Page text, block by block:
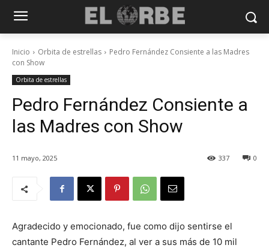
Inicio Orbita de estrellas
Pedro Fernández Consiente a las Madres
con Show
Orbita de estrellas
Pedro Fernández Consiente a
las Madres con Show
11 mayo, 2025 0
337
Agradecido y emocionado, fue como dijo sentirse el
cantante Pedro Fernández, al ver a sus más de 10 mil